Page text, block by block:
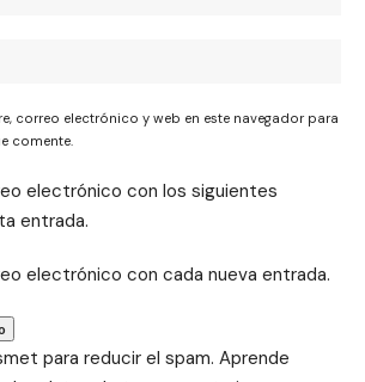
correo electrónico y web en este navegador para
comente.
electrónico con los siguientes
entrada.
electrónico con cada nueva entrada.
para reducir el spam. Aprende